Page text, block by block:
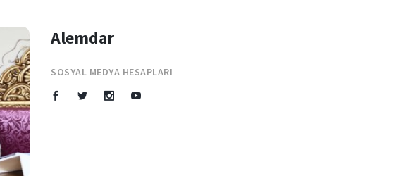
Alemdar
SOSYAL MEDYA HESAPLARI